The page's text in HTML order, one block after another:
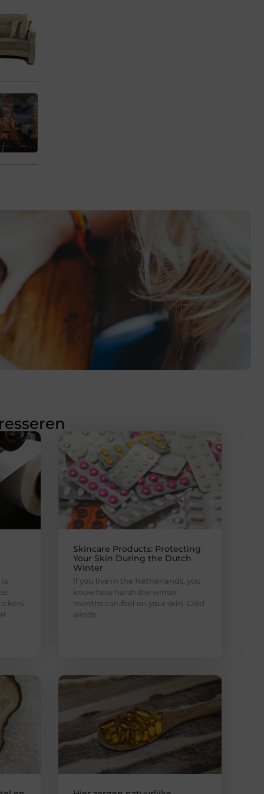
is
Skincare Products: Protecting
Your Skin During the Dutch
Winter
If you live in the Netherlands, you
know how harsh the winter
months can feel on your skin. Cold
winds,